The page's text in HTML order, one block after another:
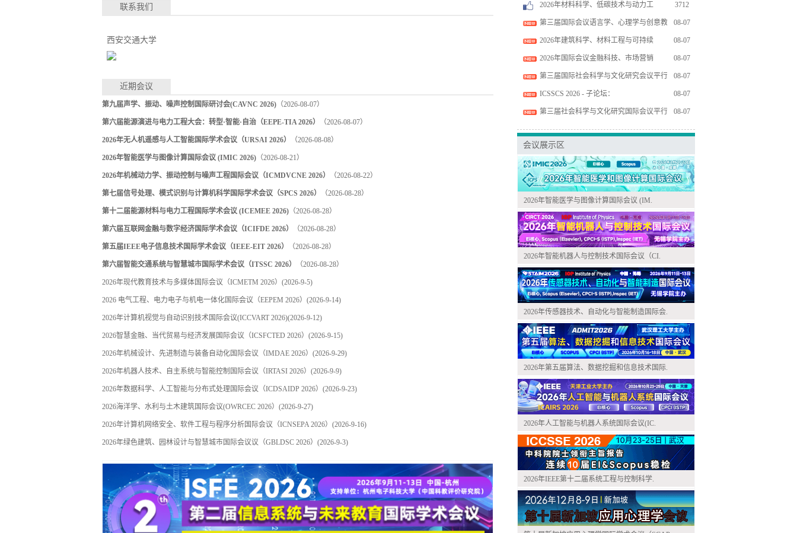
联系我们
西安交通大学
近期会议
第九届声学、振动、噪声控制国际研讨会(CAVNC 2026) （2026-08-07）
第六届能源演进与电力工程大会：转型·智能·自治（EEPE-TIA 2026） （2026-08-07）
2026年无人机遥感与人工智能国际学术会议（URSAI 2026） （2026-08-08）
2026年智能医学与图像计算国际会议 (IMIC 2026) （2026-08-21）
2026年机械动力学、振动控制与噪声工程国际会议（ICMDVCNE 2026） （2026-08-22）
第七届信号处理、模式识别与计算机科学国际学术会议（SPCS 2026） （2026-08-28）
第十二届能源材料与电力工程国际学术会议 (ICEMEE 2026) （2026-08-28）
第六届互联网金融与数字经济国际学术会议（ICIFDE 2026） （2026-08-28）
第五届IEEE电子信息技术国际学术会议（IEEE-EIT 2026） （2026-08-28）
第六届智能交通系统与智慧城市国际学术会议（ITSSC 2026） （2026-08-28）
2026年现代教育技术与多媒体国际会议（ICMETM 2026） (2026-9-5)
2026 电气工程、电力电子与机电一体化国际会议（EEPEM 2026） (2026-9-14)
2026年计算机视觉与自动识别技术国际会议(ICCVART 2026)(2026-9-12)
2026智慧金融、当代贸易与经济发展国际会议（ICSFCTED 2026） (2026-9-15)
2026年机械设计、先进制造与装备自动化国际会议（IMDAE 2026） (2026-9-29)
2026年机器人技术、自主系统与智能控制国际会议（IRTASI 2026） (2026-9-9)
2026年数据科学、人工智能与分布式处理国际会议（ICDSAIDP 2026） (2026-9-23)
2026海洋学、水利与土木建筑国际会议(OWRCEC 2026） (2026-9-27)
2026年计算机网络安全、软件工程与程序分析国际会议（ICNSEPA 2026） (2026-9-16)
2026年绿色建筑、园林设计与智慧城市国际会议议（GBLDSC 2026） (2026-9-3)
2026年材料科学、低碳技术与动力工 3712
第三届国际会议语言学、心理学与创意教 08-07
2026年建筑科学、材料工程与可持续 08-07
2026年国际会议金融科技、市场营销 08-07
第三届国际社会科学与文化研究会议平行 08-07
ICSSCS 2026 - 子论坛： 08-07
第三届社会科学与文化研究国际会议平行 08-07
会议展示区
2026年智能医学与图像计算国际会议 (IM.
2026年智能机器人与控制技术国际会议（CI.
2026年传感器技术、自动化与智能制造国际会.
2026年第五届算法、数据挖掘和信息技术国际.
2026年人工智能与机器人系统国际会议(IC.
2026年IEEE第十二届系统工程与控制科学.